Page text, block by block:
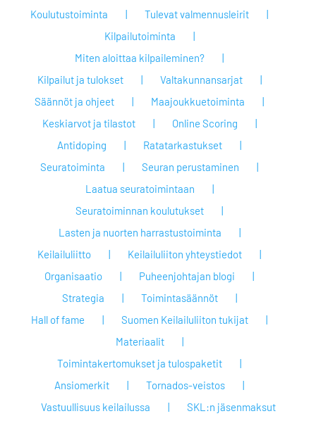
Koulutustoiminta
Tulevat valmennusleirit
Kilpailutoiminta
Miten aloittaa kilpaileminen?
Kilpailut ja tulokset
Valtakunnansarjat
Säännöt ja ohjeet
Maajoukkuetoiminta
Keskiarvot ja tilastot
Online Scoring
Antidoping
Ratatarkastukset
Seuratoiminta
Seuran perustaminen
Laatua seuratoimintaan
Seuratoiminnan koulutukset
Lasten ja nuorten harrastustoiminta
Keilailuliitto
Keilailuliiton yhteystiedot
Organisaatio
Puheenjohtajan blogi
Strategia
Toimintasäännöt
Hall of fame
Suomen Keilailuliiton tukijat
Materiaalit
Toimintakertomukset ja tulospaketit
Ansiomerkit
Tornados-veistos
Vastuullisuus keilailussa
SKL:n jäsenmaksut